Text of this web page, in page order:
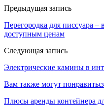
Предыдущая запись
Перегородка для писсуара –
доступным ценам
Следующая запись
Электрические камины в
Вам также могут
Плюсы аренды контейнера